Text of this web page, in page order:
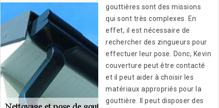
gouttières sont des missions
qui sont très complexes. En
effet, il est nécessaire de
rechercher des zingueurs pour
effectuer leur pose. Donc, Kevin
couverture peut être contacté
et il peut aider à choisir les
matériaux appropriés pour la
gouttière. Il peut disposer des